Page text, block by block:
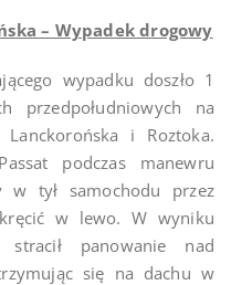
– Wypadek drogowy
wypadku doszło 1
przedpołudniowych na
i Roztoka.
podczas manewru
w tył samochodu przez
w lewo. W wyniku
stracił panowanie nad
się na dachu w